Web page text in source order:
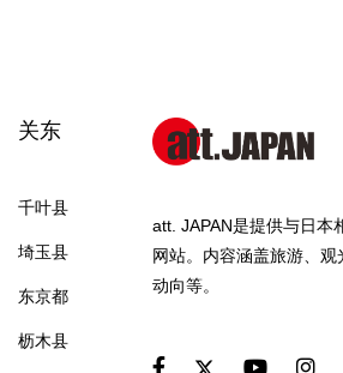
关东
千叶县
埼玉县
东京都
枥木县
att. JAPAN是提供与日本
网站。内容涵盖旅游、
动向等。